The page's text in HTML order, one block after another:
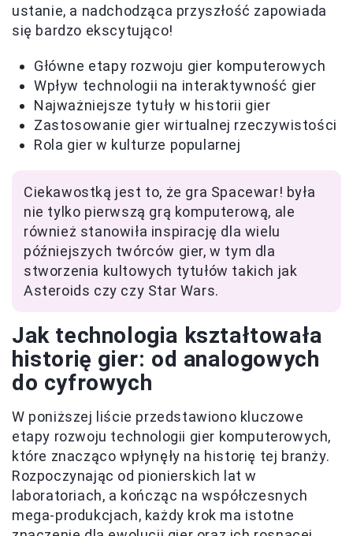
ustanie, a nadchodząca przyszłość zapowiada
się bardzo ekscytująco!
Główne etapy rozwoju gier komputerowych
Wpływ technologii na interaktywność gier
Najważniejsze tytuły w historii gier
Zastosowanie gier wirtualnej rzeczywistości
Rola gier w kulturze popularnej
Ciekawostką jest to, że gra Spacewar! była
nie tylko pierwszą grą komputerową, ale
również stanowiła inspirację dla wielu
późniejszych twórców gier, w tym dla
stworzenia kultowych tytułów takich jak
Asteroids czy czy Star Wars.
Jak technologia kształtowała
historię gier: od analogowych
do cyfrowych
W poniższej liście przedstawiono kluczowe
etapy rozwoju technologii gier komputerowych,
które znacząco wpłynęły na historię tej branży.
Rozpoczynając od pionierskich lat w
laboratoriach, a kończąc na współczesnych
mega-produkcjach, każdy krok ma istotne